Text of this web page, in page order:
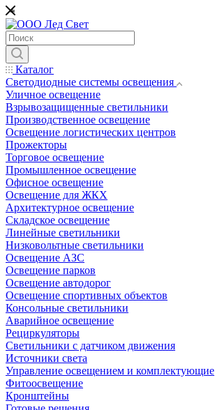
Каталог
Светодиодные системы освещения
Уличное освещение
Взрывозащищенные светильники
Производственное освещение
Освещение логистических центров
Прожекторы
Торговое освещение
Промышленное освещение
Офисное освещение
Освещение для ЖКХ
Архитектурное освещение
Складское освещение
Линейные светильники
Низковольтные светильники
Освещение АЗС
Освещение парков
Освещение автодорог
Освещение спортивных объектов
Консольные светильники
Аварийное освещение
Рециркуляторы
Светильники с датчиком движения
Источники света
Управление освещением и комплектующие
Фитоосвещение
Кронштейны
*